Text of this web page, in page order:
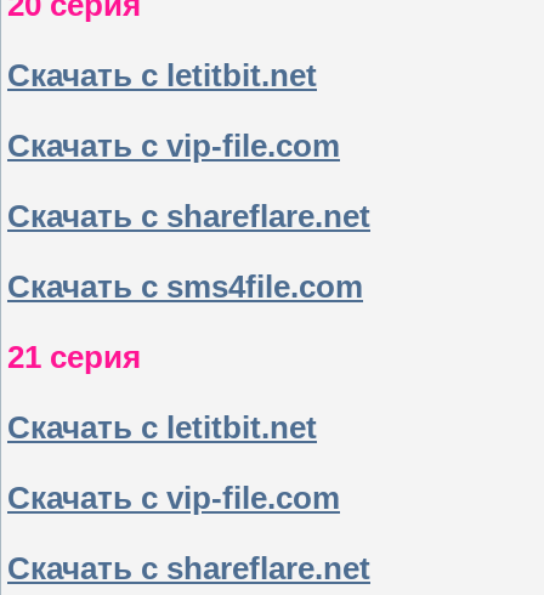
Скачать с letitbit.net
Скачать с vip-file.com
Скачать с shareflare.net
Скачать с sms4file.com
21 серия
Скачать с letitbit.net
Скачать с vip-file.com
Скачать с shareflare.net